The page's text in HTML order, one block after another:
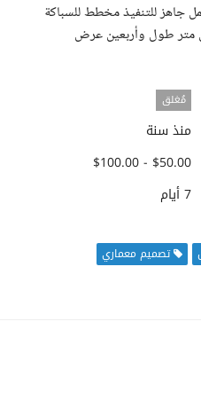
جاهز للتنفيذ مخطط للسباكة
متر طول وأربعين عرض
مُغلق
منذ سنة
$50.00 - $100.00
7 أيام
تصميم معماري